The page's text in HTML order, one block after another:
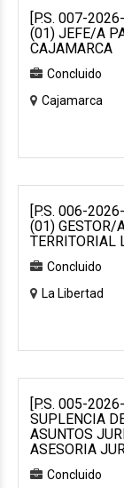
[P.S. 007-
(01) JEFE/A
CAJAMARCA
Concluido
Cajamarca
[P.S. 006-
(01) GESTOR/
TERRITORIAL
Concluido
La Libertad
[P.S. 005-
SUPLENCIA
ASUNTOS
ASESORIA
Concluido